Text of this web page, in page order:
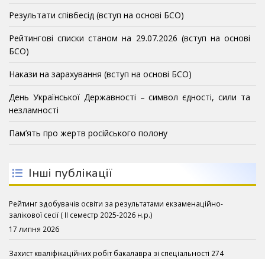
Результати співбесід (вступ на основі БСО)
Рейтингові списки станом на 29.07.2026 (вступ на основі
БСО)
Накази на зарахування (вступ на основі БСО)
День Української Державності – символ єдності, сили та
незламності
Пам’ять про жертв російського полону
Інші публікації
Рейтинг здобувачів освіти за результатами екзаменаційно-
залікової сесії ( ІІ семестр 2025-2026 н.р.)
17 липня 2026
Захист кваліфікаційних робіт бакалавра зі спеціальності 274